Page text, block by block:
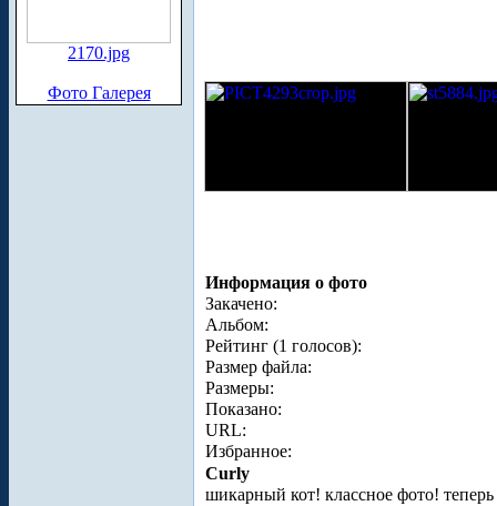
2170.jpg
Фото Галерея
Информация о фото
Закачено:
Альбом:
Рейтинг (1 голосов):
Размер файла:
Размеры:
Показано:
URL:
Избранное:
Curly
шикарный кот! классное фото!